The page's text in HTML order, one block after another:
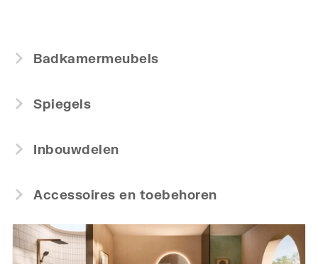
Badkamermeubels
Spiegels
Inbouwdelen
Accessoires en toebehoren